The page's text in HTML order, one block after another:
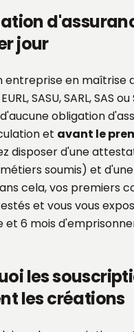
jour
entreprise en
SASU, SARL, SAS
obligation
et avant le
disposer d'une
soumis) et d'une
cela, vos premiers
et vous vous
et 6 mois
les
les créations